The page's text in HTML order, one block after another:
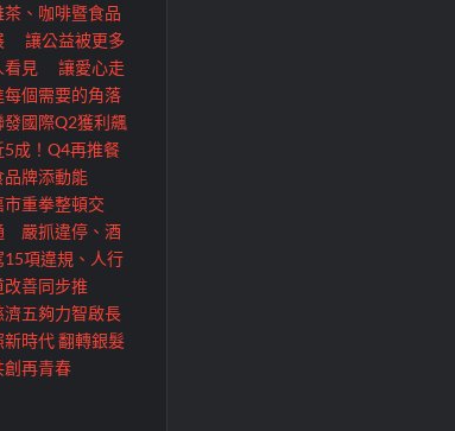
茶、咖啡暨食品
讓公益被更多
看見 讓愛心走
每個需要的角落
發國際Q2獲利飆
5成！Q4再推餐
品牌添動能
市重拳整頓交
嚴抓違停、酒
15項違規、人行
改善同步推
濟五夠力智啟長
新時代 翻轉銀髮
創再青春